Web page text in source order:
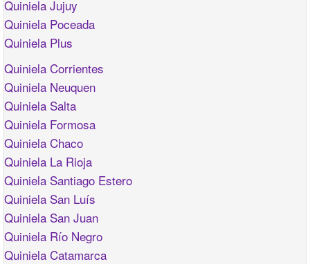
Quiniela Jujuy
Quiniela Poceada
Quiniela Plus
Quiniela Corrientes
Quiniela Neuquen
Quiniela Salta
Quiniela Formosa
Quiniela Chaco
Quiniela La Rioja
Quiniela Santiago Estero
Quiniela San Luís
Quiniela San Juan
Quiniela Río Negro
Quiniela Catamarca